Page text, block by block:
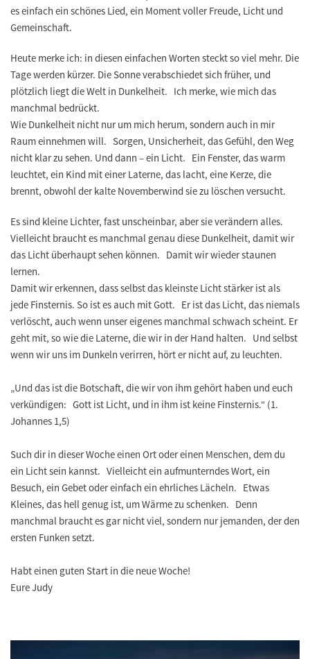
es einfach ein schönes Lied, ein Moment voller Freude, Licht und
Gemeinschaft.
Heute merke ich: in diesen einfachen Worten steckt so viel mehr. Die
Tage werden kürzer. Die Sonne verabschiedet sich früher, und
plötzlich liegt die Welt in Dunkelheit. Ich merke, wie mich das
manchmal bedrückt.
Wie Dunkelheit nicht nur um mich herum, sondern auch in mir
Raum einnehmen will. Sorgen, Unsicherheit, das Gefühl, den Weg
nicht klar zu sehen. Und dann – ein Licht. Ein Fenster, das warm
leuchtet, ein Kind mit einer Laterne, das lacht, eine Kerze, die
brennt, obwohl der kalte Novemberwind sie zu löschen versucht.
Es sind kleine Lichter, fast unscheinbar, aber sie verändern alles.
Vielleicht braucht es manchmal genau diese Dunkelheit, damit wir
das Licht überhaupt sehen können. Damit wir wieder staunen
lernen.
Damit wir erkennen, dass selbst das kleinste Licht stärker ist als
jede Finsternis. So ist es auch mit Gott. Er ist das Licht, das niemals
verlöscht, auch wenn unser eigenes manchmal schwach scheint. Er
geht mit, so wie die Laterne, die wir in der Hand halten. Und selbst
wenn wir uns im Dunkeln verirren, hört er nicht auf, zu leuchten.
„Und das ist die Botschaft, die wir von ihm gehört haben und euch
verkündigen: Gott ist Licht, und in ihm ist keine Finsternis.“ (1.
Johannes 1,5)
Such dir in dieser Woche einen Ort oder einen Menschen, dem du
ein Licht sein kannst. Vielleicht ein aufmunterndes Wort, ein
Besuch, ein Gebet oder einfach ein ehrliches Lächeln. Etwas
Kleines, das hell genug ist, um Wärme zu schenken. Denn
manchmal braucht es gar nicht viel, sondern nur jemanden, der den
ersten Funken setzt.
Habt einen guten Start in die neue Woche!
Eure Judy